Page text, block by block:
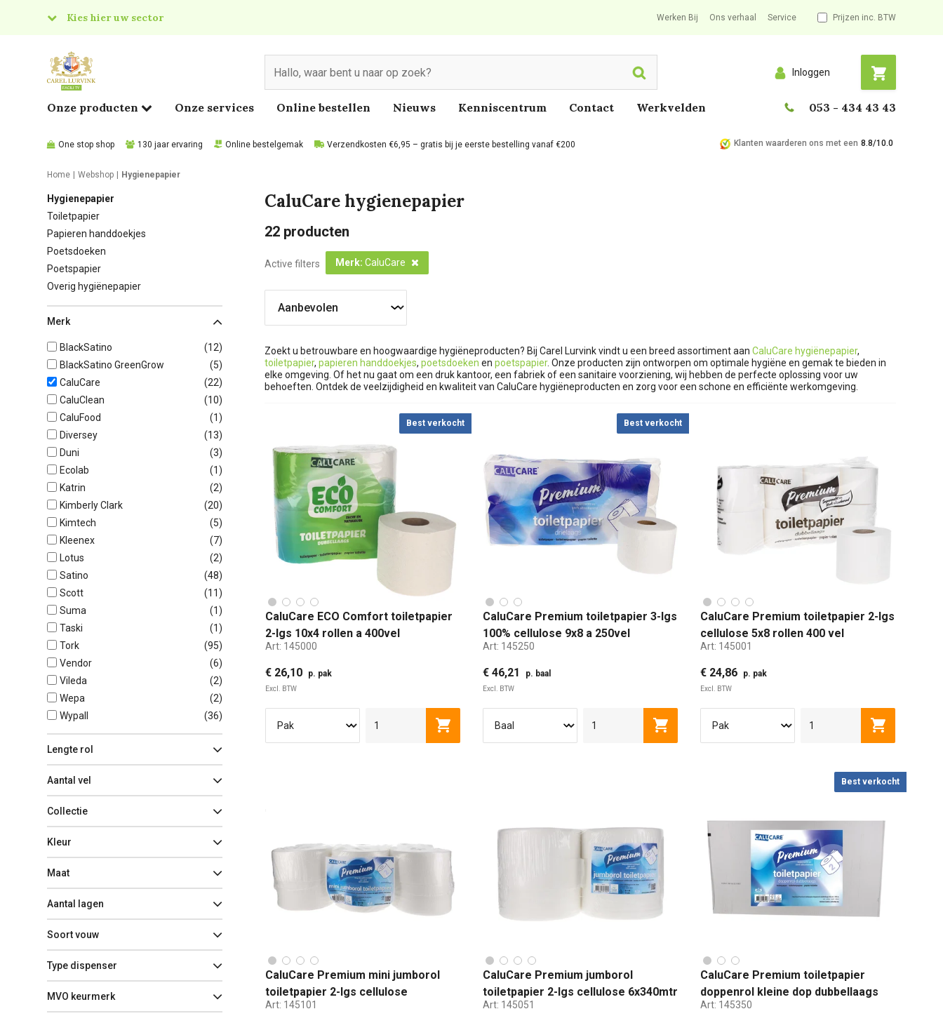
Kies hier uw sector
Food
Werken Bij Ons verhaal Service Prijzen inc. BTW
Search Inloggen
Onze producten Onze services Online bestellen Nieuws Kenniscentrum Contact Werkvelden 053 - 434 43 43
One stop shop 130 jaar ervaring Online bestelgemak Verzendkosten €6,95 – gratis bij je eerste bestelling vanaf €200 Klanten waarderen ons met een 8.8/10.0
Home Webshop Hygienepapier
Hygienepapier
Toiletpapier
Papieren handdoekjes
Poetsdoeken
Poetspapier
Overig hygiënepapier
Merk
BlackSatino (12)
BlackSatino GreenGrow
(5)
CaluCare
(22)
CaluClean
(10)
CaluFood
(1)
Diversey
(13)
Duni
(3)
Ecolab
(1)
Katrin
(2)
Kimberly Clark
(20)
Kimtech
(5)
Kleenex
(7)
Lotus
(2)
Satino
(48)
Scott
(11)
Suma
(1)
Taski
(1)
Tork
(95)
Vendor
(6)
Vileda
(2)
Wepa
(2)
Wypall
(36)
Lengte rol
Aantal vel
Collectie
Kleur
Maat
Aantal lagen
Soort vouw
Type dispenser
MVO keurmerk
CaluCare hygienepapier
22 producten
Active filters Merk: CaluCare
Zoekt u betrouwbare en hoogwaardige hygiëneproducten? Bij Carel Lurvink vindt u een breed assortiment aan CaluCare hygiënepapier,
toiletpapier, papieren handdoekjes, poetsdoeken en poetspapier. Onze producten zijn ontworpen om optimale hygiëne en gemak te bieden in
elke omgeving. Of het nu gaat om een druk kantoor, een fabriek of een sanitaire voorziening, wij hebben de perfecte oplossing voor uw
behoeften. Ontdek de veelzijdigheid en kwaliteit van CaluCare hygiëneproducten en zorg voor een schone en efficiënte werkomgeving.
Best verkocht
CaluCare ECO Comfort toiletpapier
2-lgs 10x4 rollen a 400vel
Art: 145000
€ 26,10 p. pak
Excl. BTW
Toevoegen aan winkelwagen
Best verkocht
CaluCare Premium toiletpapier 3-lgs
100% cellulose 9x8 a 250vel
Art: 145250
€ 46,21 p. baal
Excl. BTW
Toevoegen aan winkelwagen
CaluCare Premium toiletpapier 2-lgs
cellulose 5x8 rollen 400 vel
Art: 145001
€ 24,86 p. pak
Excl. BTW
Toevoegen
CaluCare Premium mini jumborol
toiletpapier 2-lgs cellulose
12x160mtr
Art: 145101
CaluCare Premium jumborol
toiletpapier 2-lgs cellulose 6x340mtr
Art: 145051
Best verkocht
CaluCare Premium toiletpapier
doppenrol kleine dop dubbellaags
36x100mtr
Art: 145350